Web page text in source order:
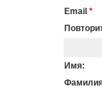
Email *
Имя: